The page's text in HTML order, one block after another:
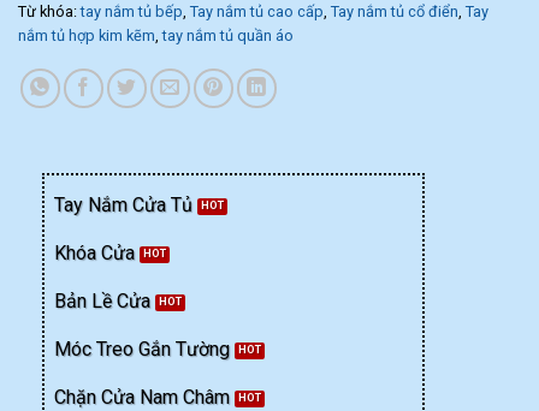
Từ khóa:tay nắm tủ bếp Tay nắm tủ cao cấp Tay nắm tủ cổ điển Tay
nắm tủ hợp kim kẽm ,tay nắm tủ quần áo
Tay Nắm Cửa Tủ
Khóa Cửa
Bản Lề Cửa
Móc Treo Gắn Tường
Chặn Cửa Nam Châm